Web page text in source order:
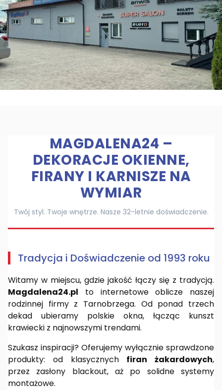
MAGDALENA24 –
DEKORACJE OKIENNE,
FIRANY I KARNISZE NA
WYMIAR
Twój styl. Twoje wnętrze. Nasze 32-letnie doświadczenie.
Tradycja i Doświadczenie od 1993 roku
Witamy w miejscu, gdzie jakość łączy się z tradycją.
Magdalena24.pl to internetowe oblicze naszej
rodzinnej firmy z Tarnobrzega. Od ponad trzech
dekad ubieramy polskie okna, łącząc kunszt
krawiecki z najnowszymi trendami.
Szukasz inspiracji? Oferujemy wyłącznie sprawdzone
produkty: od klasycznych firan żakardowych,
przez zasłony blackout, aż po solidne systemy
montażowe.